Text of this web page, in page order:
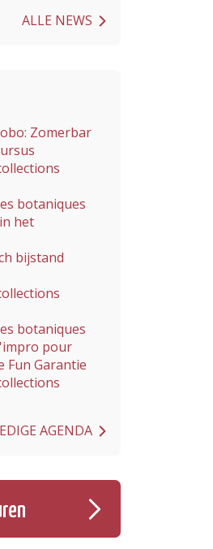
ALLE NEWS
Zomerbar
botaniques
het
bijstand
botaniques
pour
Fun Garantie
AGENDA